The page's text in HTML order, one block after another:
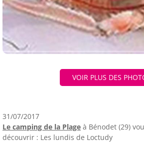
VOIR PLUS DES
31/07/2017
Le camping de la Plage à Bénodet (29)
découvrir : Les lundis de Loctudy